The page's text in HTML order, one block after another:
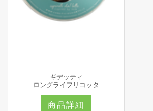
ギデッティ
ロングライフリコッタ
商品詳細